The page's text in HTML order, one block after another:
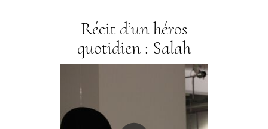
Récit d’un héros
quotidien : Salah